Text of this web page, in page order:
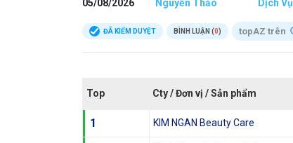
05/08/2026
Nguyễn Thảo
Dịch Vụ
ĐÃ KIỂM DUYỆT BÌNH LUẬN (0) topAZ trên
Top Cty / Đơn vị / Sản phẩm
1 KIM NGAN Beauty Care